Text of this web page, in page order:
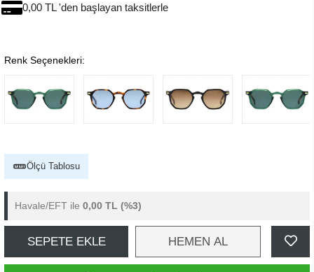
0,00 TL 'den başlayan taksitlerle
Renk Seçenekleri:
Ölçü Tablosu
Havale/EFT ile 0,00 TL (%3)
SEPETE EKLE HEMEN AL